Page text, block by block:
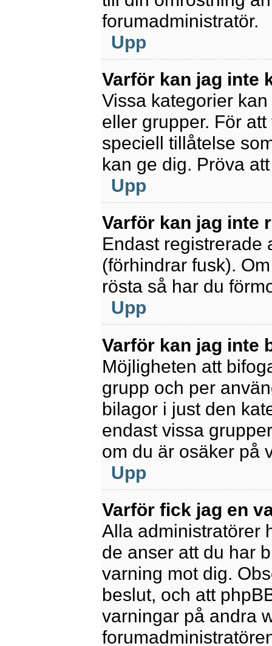
forumadministratör.
Upp
Varför kan jag inte
Vissa kategorier
eller grupper. För
speciell tillåtelse
kan ge dig. Pröva
Upp
Varför kan jag inte
Endast registrerade
(förhindrar fusk).
rösta så har du
Upp
Varför kan jag inte
Möjligheten att
grupp och per
bilagor i just den
endast vissa
om du är osäker på
Upp
Varför fick jag en
Alla administratörer
de anser att du har
varning mot dig.
beslut, och att
varningar på andra